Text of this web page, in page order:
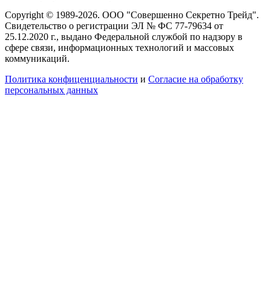
Copyright © 1989-2026. ООО "Совершенно Секретно Трейд".
Свидетельство о регистрации ЭЛ № ФС 77-79634 от
25.12.2020 г., выдано Федеральной службой по надзору в
сфере связи, информационных технологий и массовых
коммуникаций.
Политика конфиценциальности и Согласие на обработку
персональных данных